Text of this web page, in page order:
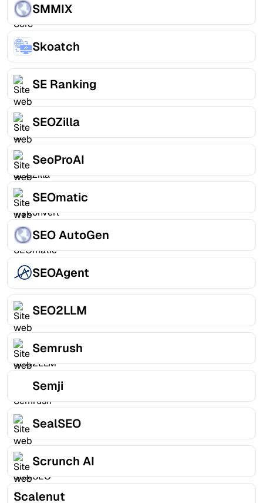
SMMIX
Skoatch
SE Ranking
SEOZilla
SeoProAI
SEOmatic
SEO AutoGen
SEOAgent
SEO2LLM
Semrush
Semji
SealSEO
Scrunch AI
Scalenut